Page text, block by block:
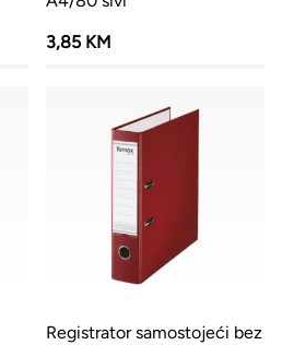
3,85 KM
Registrator samostojeći bez